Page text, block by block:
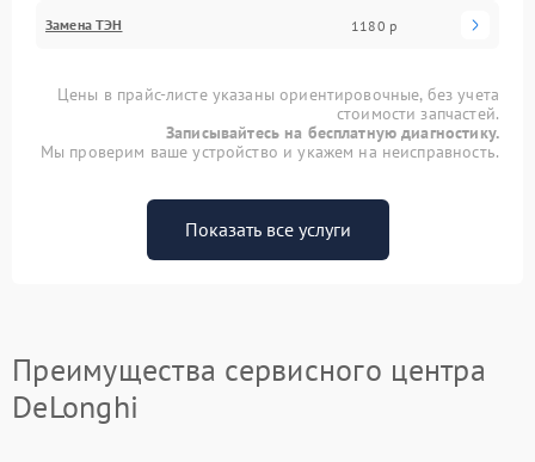
Замена ТЭН 1180 р
Цены в прайс-листе указаны ориентировочные, без учета
стоимости запчастей.
Записывайтесь на бесплатную диагностику.
Мы проверим ваше устройство и укажем на неисправность.
Показать все услуги
Преимущества сервисного центра
DeLonghi